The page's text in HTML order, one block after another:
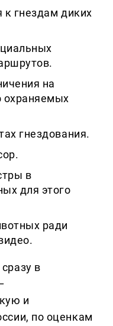
гнездам диких
на
охраняемых
гнездования.
в
для этого
ради
в
и
по оценкам